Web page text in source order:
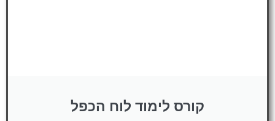
קורס לימוד לוח הכפל